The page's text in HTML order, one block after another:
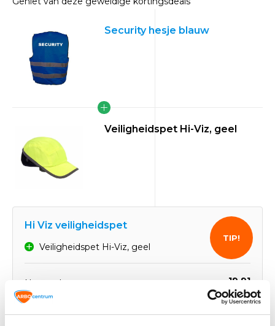
Security hesje blauw
Veiligheidspet Hi-Viz, geel
Hi Viz veiligheidspet
Veiligheidspet Hi-Viz, geel
Normaal:
19,91
Je bespaart:
4,28
Totaalbedrag: 15,63
TIP!